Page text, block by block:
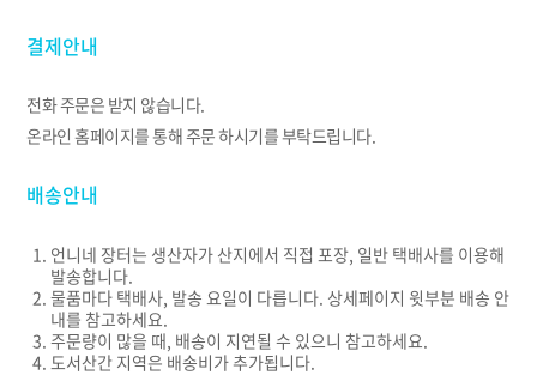
결제안내
전화 주문은 받지 않습니다.
온라인 홈페이지를 통해 주문 하시기를 부탁드립니다.
배송안내
언니네 장터는 생산자가 산지에서 직접 포장, 일반 택배사를 이용해
발송합니다.
물품마다 택배사, 발송 요일이 다릅니다. 상세페이지 윗부분 배송 안
내를 참고하세요.
주문량이 많을 때, 배송이 지연될 수 있으니 참고하세요.
도서산간 지역은 배송비가 추가됩니다.